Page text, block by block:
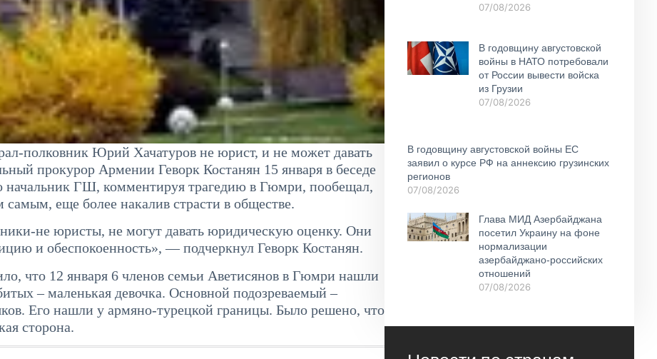
полковник Юрий Хачатуров не юрист, и не может давать
прокурор Армении Геворк Костанян 15 января в беседе
начальник ГШ, комментируя трагедию в Гюмри, пообещал,
еще более накалив страсти в обществе.
не юристы, не могут давать юридическую оценку. Они
и обеспокоенность», — подчеркнул Геворк Костанян.
что 12 января 6 членов семьи Аветисянов в Гюмри нашли
– маленькая девочка. Основной подозреваемый –
Его нашли у армяно-турецкой границы. Было решено, что
сторона.
07/08/2026
В годовщину августовской
войны в НАТО потребовали
от России вывести войска
из Грузии
07/08/2026
В годовщину августовской войны ЕС
заявил о курсе РФ на аннексию грузинских
регионов
07/08/2026
Глава МИД Азербайджана
посетил Украину на фоне
нормализации
азербайджано-российских
отношений
07/08/2026